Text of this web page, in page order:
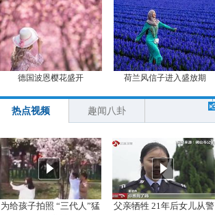
德国波恩樱花盛开 荷兰风信子进入盛放期
热点视频 趣闻八卦
为给孩子拍照 “三代人”猛
父亲牺牲 21年后女儿从警